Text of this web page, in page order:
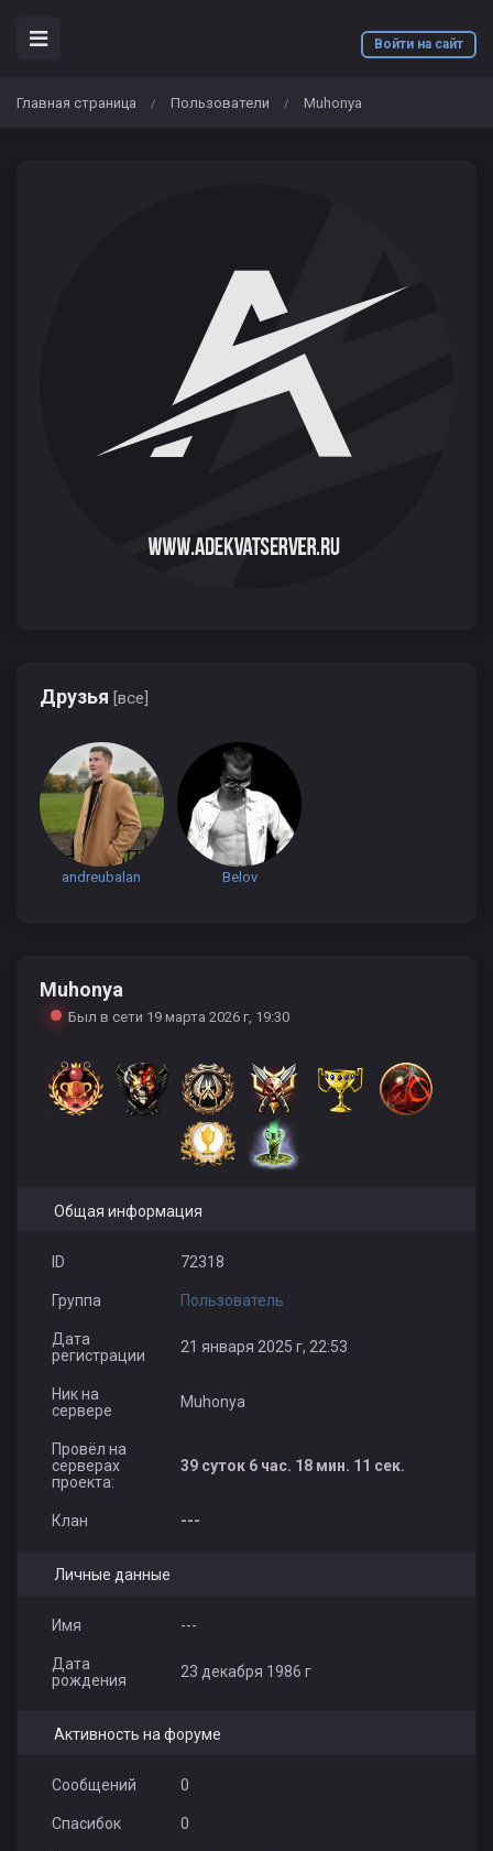
Войти на сайт
Главная страница / Пользователи / Muhonya
Друзья [все]
andreubalan Belov
Muhonya
Был в сети 19 марта 2026 г, 19:30
Общая информация
ID 72318
Группа Пользователь
Дата
регистрации
21 января 2025 г, 22:53
Ник на
сервере
Muhonya
Провёл на
серверах
проекта:
39 суток 6 час. 18 мин. 11 сек.
Клан ---
Личные данные
Имя ---
Дата
рождения
23 декабря 1986 г
Активность на форуме
Сообщений 0
Спасибок 0